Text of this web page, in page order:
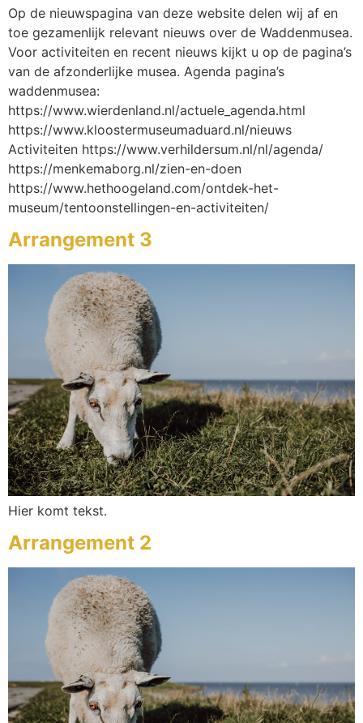
Op de nieuwspagina van deze website delen wij af en
toe gezamenlijk relevant nieuws over de Waddenmusea.
Voor activiteiten en recent nieuws kijkt u op de pagina’s
van de afzonderlijke musea. Agenda pagina’s
waddenmusea:
https://www.wierdenland.nl/actuele_agenda.html
https://www.kloostermuseumaduard.nl/nieuws
Activiteiten https://www.verhildersum.nl/nl/agenda/
https://menkemaborg.nl/zien-en-doen
https://www.hethoogeland.com/ontdek-het-
museum/tentoonstellingen-en-activiteiten/
Arrangement 3
Hier komt tekst.
Arrangement 2